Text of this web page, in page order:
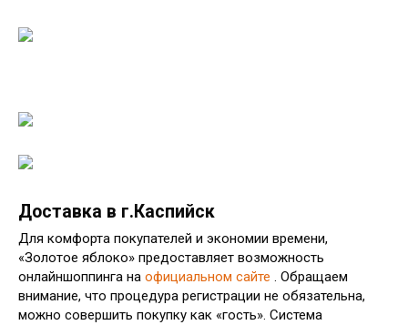
Доставка в г.Каспийск
Для комфорта покупателей и экономии времени,
«Золотое яблоко» предоставляет возможность
онлайншоппинга на официальном сайте . Обращаем
внимание, что процедура регистрации не обязательна,
можно совершить покупку как «гость». Система